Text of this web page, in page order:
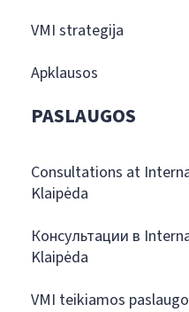
VMI strategija
Apklausos
PASLAUGOS
Consultations at
Klaipėda
Консультации в
Klaipėda
VMI teikiamos